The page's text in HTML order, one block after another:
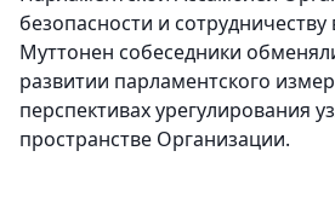
безопасности и
Муттонен собеседники
развитии парламентского
перспективах урегулирования
пространстве Организации.